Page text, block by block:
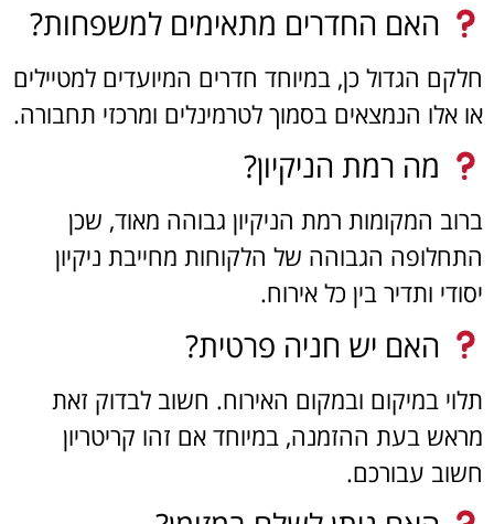
האם החדרים מתאימים למשפחות?
חלקם הגדול כן, במיוחד חדרים המיועדים למטיילים
או אלו הנמצאים בסמוך לטרמינלים ומרכזי תחבורה.
מה רמת הניקיון?
ברוב המקומות רמת הניקיון גבוהה מאוד, שכן
התחלופה הגבוהה של הלקוחות מחייבת ניקיון
יסודי ותדיר בין כל אירוח.
האם יש חניה פרטית?
תלוי במיקום ובמקום האירוח. חשוב לבדוק זאת
מראש בעת ההזמנה, במיוחד אם זהו קריטריון
חשוב עבורכם.